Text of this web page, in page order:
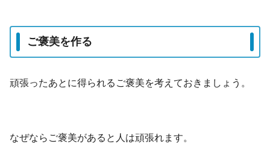
ご褒美を作る
頑張ったあとに得られるご褒美を考えておきましょう。
なぜならご褒美があると人は頑張れます。